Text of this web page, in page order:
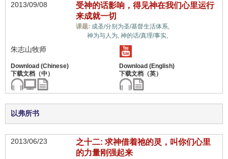
2013/09/08
受神的话影响，得见神在我们心里运行
来成就一切
课题: 成圣/分别为圣/基督生活体系,
神为与人为, 神的话/真理/事实,
朱志山牧师
以弗所书
2013/06/23
之十二: 求神借着祂的灵，叫你们心里
的力量刚强起来